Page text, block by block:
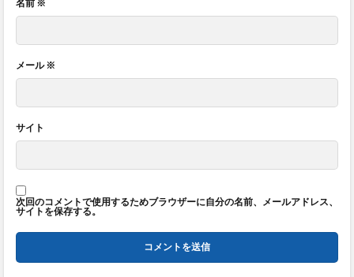
名前 ※
メール※
サイト
次回のコメントで使用するためブラウザーに自分の名前、メールアドレス、
サイトを保存する。